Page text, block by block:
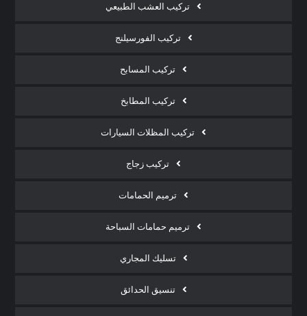
تركيب العشب الطبيعي
تركيب الفورسيلنج
تركيب المسابح
تركيب المطابخ
تركيب المظلات السيارات
تركيب زجاج
ترميم الحمامات
ترميم حمامات السباحة
تسليك المجاري
تنسيق الحدائق